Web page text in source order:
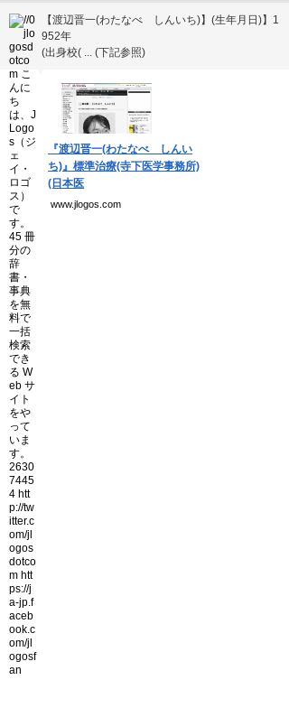
【渡辺晋一(わたなべ しんいち)】(生年月日)】1
952年
(出身校( ... (下記参照)
『渡辺晋一(わたなべ しんい
ち)』標準治療(寺下医学事務所)
(日本医
www.jlogos.com